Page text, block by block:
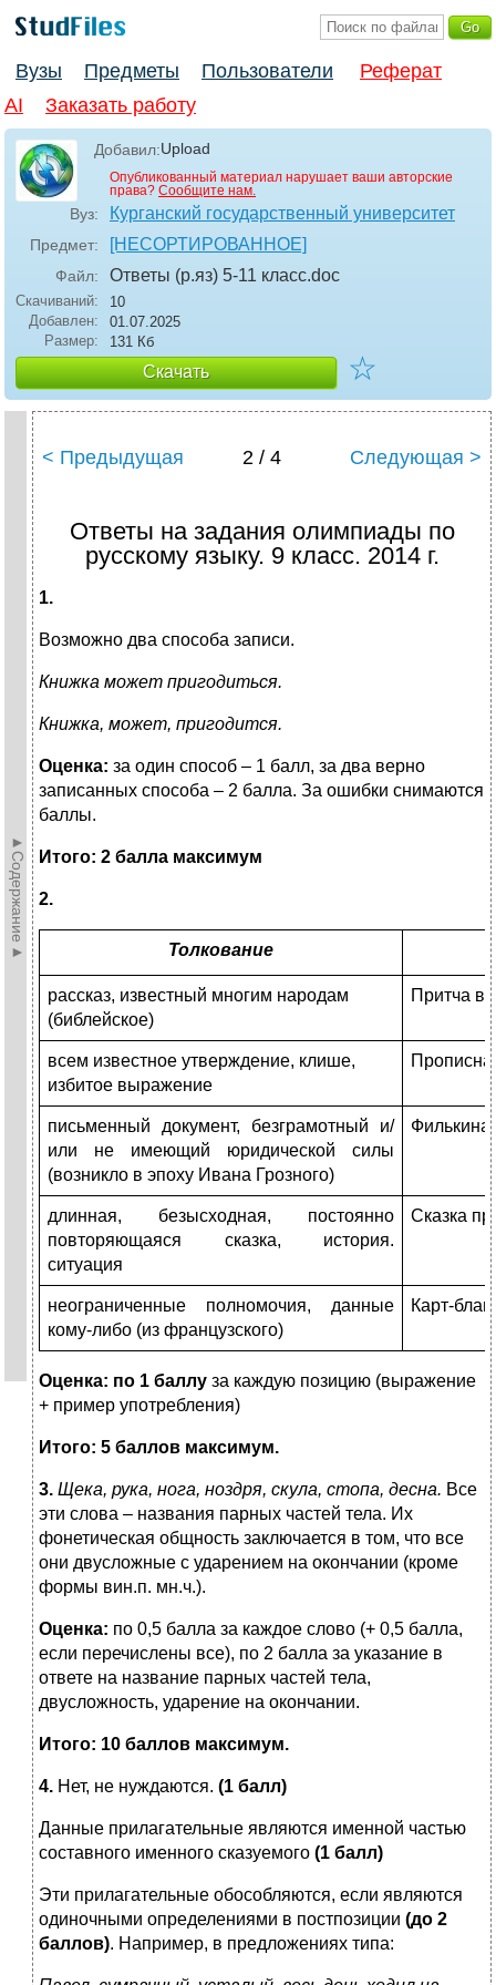
Вузы Предметы Пользователи
Реферат
AI
Заказать работу
Добавил:Upload
Опубликованный материал нарушает ваши авторские
права? Сообщите нам.
Вуз: Курганский государственный университет
Предмет: [НЕСОРТИРОВАННОЕ]
Файл: Ответы (р.яз) 5-11 класс.doc
Скачиваний:
10
Добавлен:
01.07.2025
Размер:
131 Кб
Скачать ☆
►Содержание►
< Предыдущая 2 / 4 Следующая >
Ответы на задания олимпиады по
русскому языку. 9 класс. 2014 г.
1.
Возможно два способа записи.
Книжка может пригодиться.
Книжка, может, пригодится.
Оценка: за один способ – 1 балл, за два верно
записанных способа – 2 балла. За ошибки снимаются
баллы.
Итого: 2 балла максимум
2.
Толкование
рассказ, известный многим народам
(библейское)
Притча
всем известное утверждение, клише,
избитое выражение
письменный документ, безграмотный и/
или не имеющий юридической силы
(возникло в эпоху Ивана Грозного)
Филькина
длинная, безысходная, постоянно
повторяющаяся сказка, история.
ситуация
Сказка
неограниченные полномочия, данные
кому-либо (из французского)
Карт-
Оценка: по 1 баллу за каждую позицию (выражение
+ пример употребления)
Итого: 5 баллов максимум.
3. Щека, рука, нога, ноздря, скула, стопа, десна. Все
эти слова – названия парных частей тела. Их
фонетическая общность заключается в том, что все
они двусложные с ударением на окончании (кроме
формы вин.п. мн.ч.).
Оценка: по 0,5 балла за каждое слово (+ 0,5 балла,
если перечислены все), по 2 балла за указание в
ответе на название парных частей тела,
двусложность, ударение на окончании.
Итого: 10 баллов максимум.
4. Нет, не нуждаются. (1 балл)
Данные прилагательные являются именной частью
составного именного сказуемого (1 балл)
Эти прилагательные обособляются, если являются
одиночными определениями в постпозиции (до 2
баллов). Например, в предложениях типа: